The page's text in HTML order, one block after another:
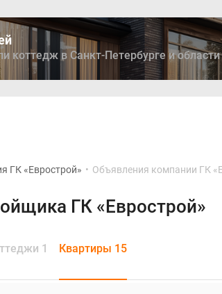
коттедж в Санкт-Петербурге и области
ГК «Еврострой» • Объявления компании ГК
ГК «Еврострой»
1 Квартиры 15